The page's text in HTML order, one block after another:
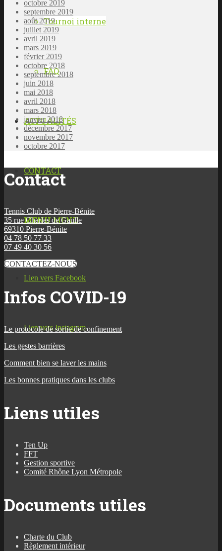
Tournoi interne
FAQ
ACTUALITÉS
CONTACT
MENU MENU
Lien vers Facebook
Lien vers Instagram
octobre 2019
septembre 2019
août 2019
juillet 2019
avril 2019
mars 2019
février 2019
octobre 2018
septembre 2018
juin 2018
mai 2018
avril 2018
mars 2018
janvier 2018
décembre 2017
novembre 2017
octobre 2017
Contact
Tennis Club de Pierre-Bénite
35 rue Charles de Gaulle
69310 Pierre-Bénite
04 78 50 77 33
07 49 40 30 56
CONTACTEZ-NOUS
Infos COVID-19
Le protocole de sortie de confinement
Les gestes barrières
Comment bien se laver les mains
Les bonnes pratiques dans les clubs
Liens utiles
Ten Up
FFT
Gestion sportive
Comité Rhône Lyon Métropole
Documents utiles
Charte du Club
Règlement intérieur